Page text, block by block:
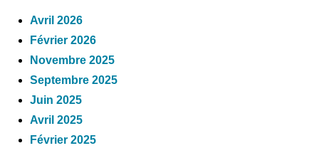
Avril 2026
Février 2026
Novembre 2025
Septembre 2025
Juin 2025
Avril 2025
Février 2025